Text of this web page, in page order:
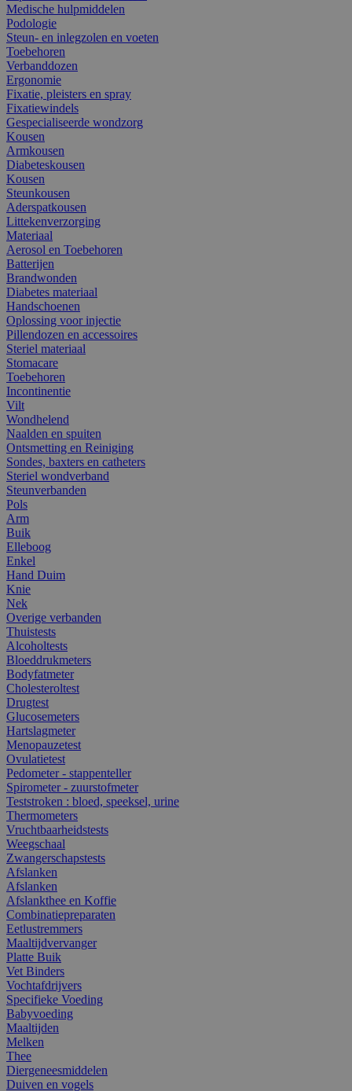
Medische hulpmiddelen
Podologie
Steun- en inlegzolen en voeten
Toebehoren
Verbanddozen
Ergonomie
Fixatie, pleisters en spray
Fixatiewindels
Gespecialiseerde wondzorg
Kousen
Armkousen
Diabeteskousen
Kousen
Steunkousen
Aderspatkousen
Littekenverzorging
Materiaal
Aerosol en Toebehoren
Batterijen
Brandwonden
Diabetes materiaal
Handschoenen
Oplossing voor injectie
Pillendozen en accessoires
Steriel materiaal
Stomacare
Toebehoren
Incontinentie
Vilt
Wondhelend
Naalden en spuiten
Ontsmetting en Reiniging
Sondes, baxters en catheters
Steriel wondverband
Steunverbanden
Pols
Arm
Buik
Elleboog
Enkel
Hand Duim
Knie
Nek
Overige verbanden
Thuistests
Alcoholtests
Bloeddrukmeters
Bodyfatmeter
Cholesteroltest
Drugtest
Glucosemeters
Hartslagmeter
Menopauzetest
Ovulatietest
Pedometer - stappenteller
Spirometer - zuurstofmeter
Teststroken : bloed, speeksel, urine
Thermometers
Vruchtbaarheidstests
Weegschaal
Zwangerschapstests
Afslanken
Afslanken
Afslankthee en Koffie
Combinatiepreparaten
Eetlustremmers
Maaltijdvervanger
Platte Buik
Vet Binders
Vochtafdrijvers
Specifieke Voeding
Babyvoeding
Maaltijden
Melken
Thee
Diergeneesmiddelen
Duiven en vogels